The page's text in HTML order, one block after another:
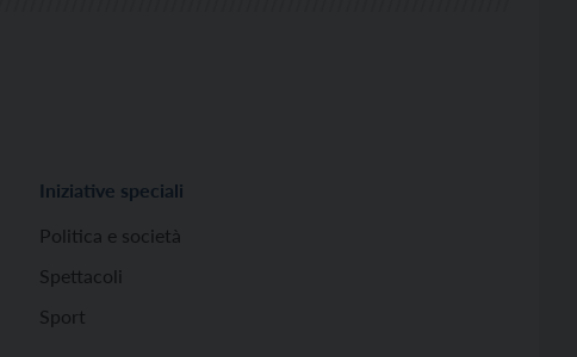
Iniziative speciali
Politica e società
Spettacoli
Sport